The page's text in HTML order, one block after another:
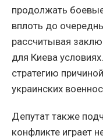
продолжать
вплоть до
рассчитывая
для Киева
стратегию
украинских
Депутат также
конфликте играет